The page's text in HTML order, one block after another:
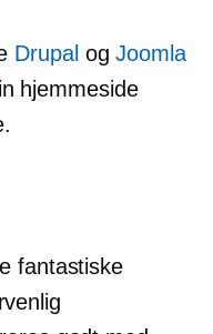
Drupal ogJoomla
hjemmeside
fantastiske